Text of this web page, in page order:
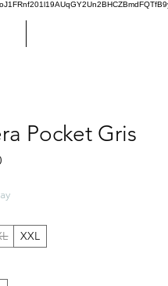
Pocket Gris
Preço
XXL